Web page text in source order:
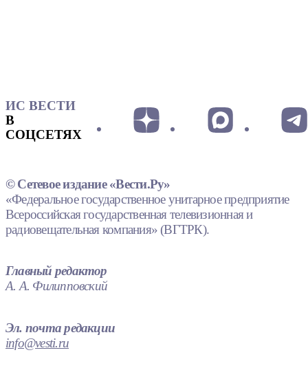
ИС ВЕСТИ
В
СОЦСЕТЯХ
© Сетевое издание «Вести.Ру»
«Федеральное государственное унитарное предприятие
Всероссийская государственная телевизионная и
радиовещательная компания» (ВГТРК).
Главный редактор
А. А. Филипповский
Эл. почта редакции
info@vesti.ru